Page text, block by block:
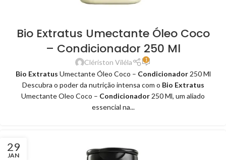
Bio Extratus Umectante Óleo Coco
– Condicionador 250 Ml
Clériston Viléla 1
Bio Extratus Umectante Óleo Coco – Condicionador250 Ml
Descubra o poder da nutrição intensa com o Bio Extratus
Umectante Oleo Coco – Condicionador 250 Ml, um aliado
essencial na...
29
JAN